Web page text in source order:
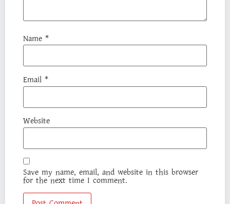
Name *
Email *
Website
Save my name, email, and website in this browser
for the next time I comment.